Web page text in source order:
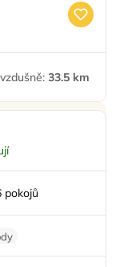
33.5 km
pokojů